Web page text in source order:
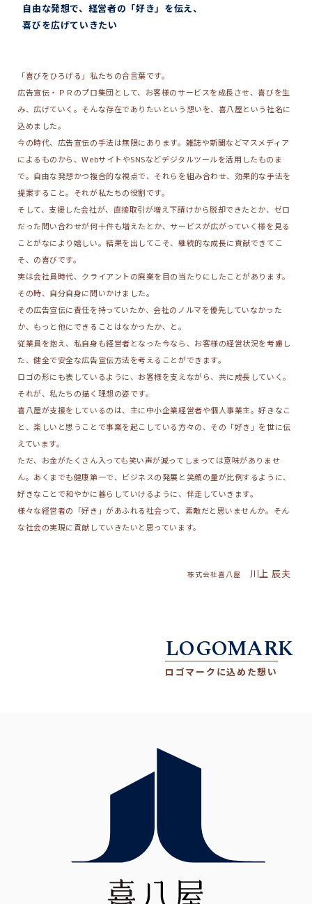
自由な発想で、経営者の「好き」を伝え、
喜びを広げていきたい
「喜びをひろげる」私たちの合言葉です。
広告宣伝・ＰＲのプロ集団として、お客様のサービスを成長させ、喜びを生
み、広げていく。そんな存在でありたいという想いを、喜八屋という社名に
込めました。
今の時代、広告宣伝の手法は無限にあります。雑誌や新聞などマスメディア
によるものから、WebサイトやSNSなどデジタルツールを活用したものま
で。自由な発想かつ複合的な視点で、それらを組み合わせ、効果的な手法を
提案すること。それが私たちの役割です。
そして、支援した会社が、直接取引が増え下請けから脱却できたとか、ゼロ
だった問い合わせが何十件も増えたとか、サービスが広がっていく様を見る
ことがなにより嬉しい。結果を出してこそ、継続的な成長に貢献できてこ
そ、の喜びです。
実は会社員時代、クライアントの廃業を目の当たりにしたことがあります。
その時、自分自身に問いかけました。
その広告宣伝に責任を持っていたか、会社のノルマを優先していなかった
か、 もっと他にできることはなかったか、と。
従業員を抱え、私自身も経営者となった今なら、お客様の経営状況を考慮し
た、健全で安全な広告宣伝方法を考えることができます。
ロゴの形にも表しているように、お客様を支えながら、共に成長していく。
それが、私たちの描く理想の姿です。
喜八屋が支援をしているのは、主に中小企業経営者や個人事業主。好きなこ
と、楽しいと思うことで事業を起こしている方々の、その「好き」を世に伝
えています。
ただ、お金がたくさん入っても笑い声が減ってしまっては意味がありませ
ん。あくまでも健康第一で、ビジネスの発展と笑顔の量が比例するように、
好きなことで和やかに暮らしていけるように、伴走していきます。
様々な経営者の「好き」があふれる社会って、素敵だと思いませんか。 そん
な社会の実現に貢献していきたいと思っています。
株式会社喜八屋 川上 辰夫
LOGOMARK
ロゴマークに込めた想い